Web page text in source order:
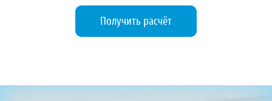
Получить расчёт